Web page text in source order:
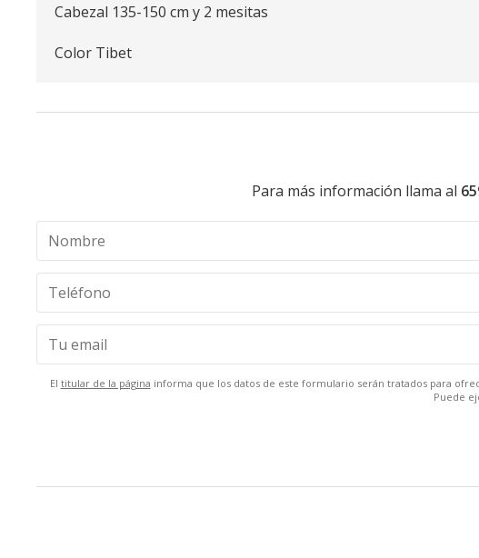
Cabezal 135-150 cm y 2 mesitas
Color Tibet
Para más información llama al
El titular de la página informa que los datos de este formulario serán tratados para
Puede